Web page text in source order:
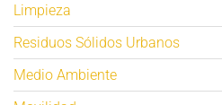
Limpieza
Residuos Sólidos Urbanos
Medio Ambiente